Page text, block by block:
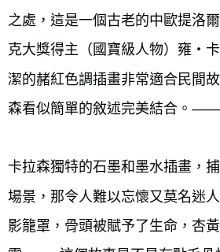
之處，這是一個古老的中歐提洛
克大獎得主（國寶級人物）雍・
潔的赭紅色調插畫非常適合民間
森看似簡單的敘述完美結合。
卡拉森獨特的石墨和墨水插畫，
場景，那令人難以忘懷又莫名迷
影籠罩，骨頭被賦予了生命，杏